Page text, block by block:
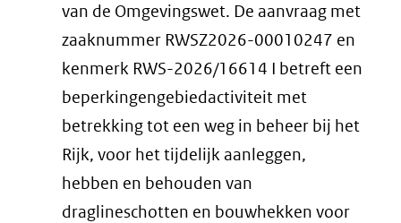
van de Omgevingswet. De aanvraag met
zaaknummer RWSZ2026-00010247 en
kenmerk RWS-2026/16614 I betreft een
beperkingengebiedactiviteit met
betrekking tot een weg in beheer bij het
Rijk, voor het tijdelijk aanleggen,
hebben en behouden van
draglineschotten en bouwhekken voor